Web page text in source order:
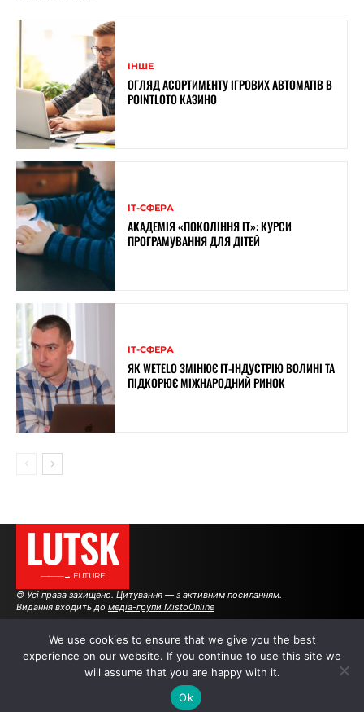
ІНШЕ
ОГЛЯД АСОРТИМЕНТУ ІГРОВИХ АВТОМАТІВ В
POINTLOTO КАЗИНО
ІТ-СФЕРА
АКАДЕМІЯ «ПОКОЛІННЯ ІТ»: КУРСИ
ПРОГРАМУВАННЯ ДЛЯ ДІТЕЙ
ІТ-СФЕРА
ЯК WETELO ЗМІНЮЄ IT-ІНДУСТРІЮ ВОЛИНІ ТА
ПІДКОРЮЄ МІЖНАРОДНИЙ РИНОК
LUTSK
———→ FUTURE
© Усі права захищено. Цитування — з активним посиланням.
Видання входить до медіа-групи MistoOnline
АВТОРИ | РЕКЛАМА НА САЙТІ
We use cookies to ensure that we give you the best
experience on our website. If you continue to use this site we
will assume that you are happy with it.
Ok